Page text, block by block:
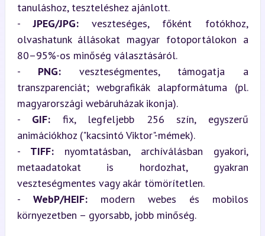
tanuláshoz, teszteléshez ajánlott.
- JPEG/JPG: veszteséges, főként fotókhoz,
olvashatunk állásokat magyar fotoportálokon a
80–95%-os minőség választásáról.
- PNG: veszteségmentes, támogatja a
transzparenciát; webgrafikák alapformátuma (pl.
magyarországi webáruházak ikonja).
- GIF: fix, legfeljebb 256 szín, egyszerű
animációkhoz ("kacsintó Viktor"-mémek).
- TIFF: nyomtatásban, archíválásban gyakori,
metaadatokat is hordozhat, gyakran
veszteségmentes vagy akár tömörítetlen.
- WebP/HEIF: modern webes és mobilos
környezetben – gyorsabb, jobb minőség.